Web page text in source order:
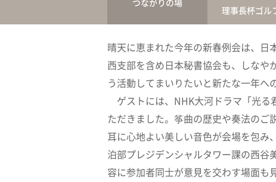
つながりの場
理事長杯ゴル
晴天に恵まれた今年の新春例会は、
西支部を含め日本秘書協会も、しなや
う活動してまいりたいと新たな一年へ
ゲストには、NHK大河ドラマ「光る
ただきました。筝曲の歴史や奏法のご
耳に心地よい美しい音色が会場を包
泊部プレジデンシャルタワー課の西谷
容に参加者同士が意見を交わす場面も